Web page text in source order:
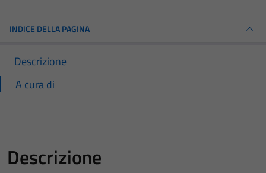
INDICE DELLA PAGINA
Descrizione
A cura di
Descrizione